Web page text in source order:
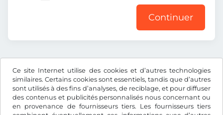
Ce site Internet utilise des cookies et d’autres technologies
similaires. Certains cookies sont essentiels, tandis que d’autres
sont utilisés à des fins d’analyses, de reciblage, et pour diffuser
des contenus et publicités personnalisés nous concernant ou
en provenance de fournisseurs tiers. Les fournisseurs tiers
Continuer
compris les frais d’enregistrement et la TVA.